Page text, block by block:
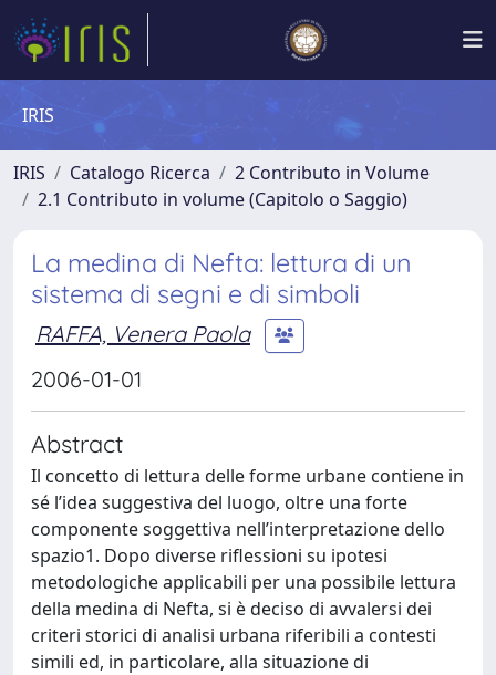
IRIS
IRIS Catalogo Ricerca
2 Contributo in Volume
2.1 Contributo in volume (Capitolo o Saggio)
La medina di Nefta: lettura di un
sistema di segni e di simboli
RAFFA, Venera Paola
2006-01-01
Abstract
Il concetto di lettura delle forme urbane contiene in
sé l’idea suggestiva del luogo, oltre una forte
componente soggettiva nell’interpretazione dello
spazio1. Dopo diverse riflessioni su ipotesi
metodologiche applicabili per una possibile lettura
della medina di Nefta, si è deciso di avvalersi dei
criteri storici di analisi urbana riferibili a contesti
simili ed, in particolare, alla situazione di